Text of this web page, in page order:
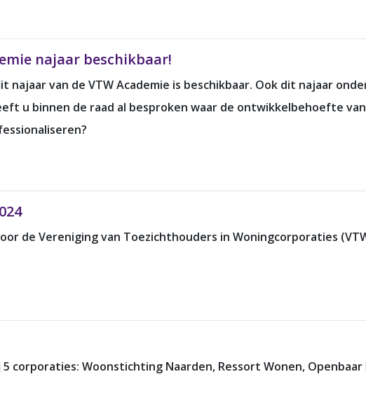
najaar beschikbaar!
van de VTW Academie is beschikbaar. Ook dit najaar
u binnen de raad al besproken waar de ontwikkelbehoefte
de Vereniging van Toezichthouders in Woningcorporaties
corporaties: Woonstichting Naarden, Ressort Wonen, Openbaar